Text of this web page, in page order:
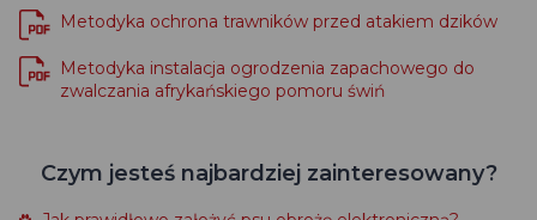
Metodyka ochrona trawników przed atakiem dzików
Metodyka instalacja ogrodzenia zapachowego do
zwalczania afrykańskiego pomoru świń
Czym jesteś najbardziej zainteresowany?